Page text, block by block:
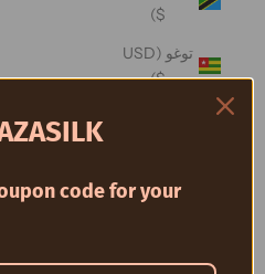
$)
توغو (USD
$)
توكيلو (USD
code for your